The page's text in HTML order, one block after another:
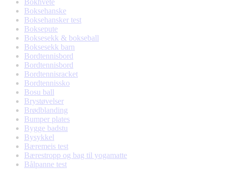
Bokhvete
Boksehanske
Boksehansker test
Boksepute
Boksesekk & bokseball
Boksesekk barn
Bordtennisbord
Bordtennisbord
Bordtennisracket
Bordtennissko
Bosu ball
Brystøvelser
Brødblanding
Bumper plates
Bygge badstu
Bysykkel
Bæremeis test
Bærestropp og bag til yogamatte
Bålpanne test